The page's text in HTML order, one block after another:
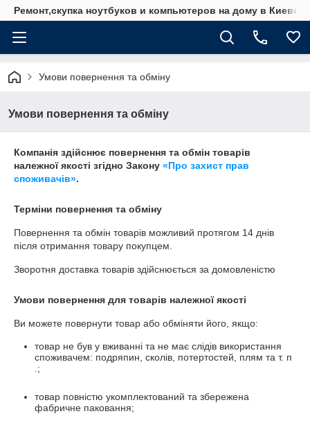
Ремонт,скупка ноутбуков и компьютеров на дому в Киеве
Умови повернення та обміну
Умови повернення та обміну
Компанія здійснює повернення та обмін товарів
належної якості згідно Закону «Про захист прав
споживачів».
Терміни повернення та обміну
Повернення та обмін товарів можливий протягом 14 днів
після отримання товару покупцем.
Зворотня доставка товарів здійснюється за домовленістю
Умови повернення для товарів належної якості
Ви можете повернути товар або обміняти його, якщо:
товар не був у вживанні та не має слідів використання
споживачем: подряпин, сколів, потертостей, плям та т. п
.;
товар повністю укомплектований та збережена
фабричне паковання;